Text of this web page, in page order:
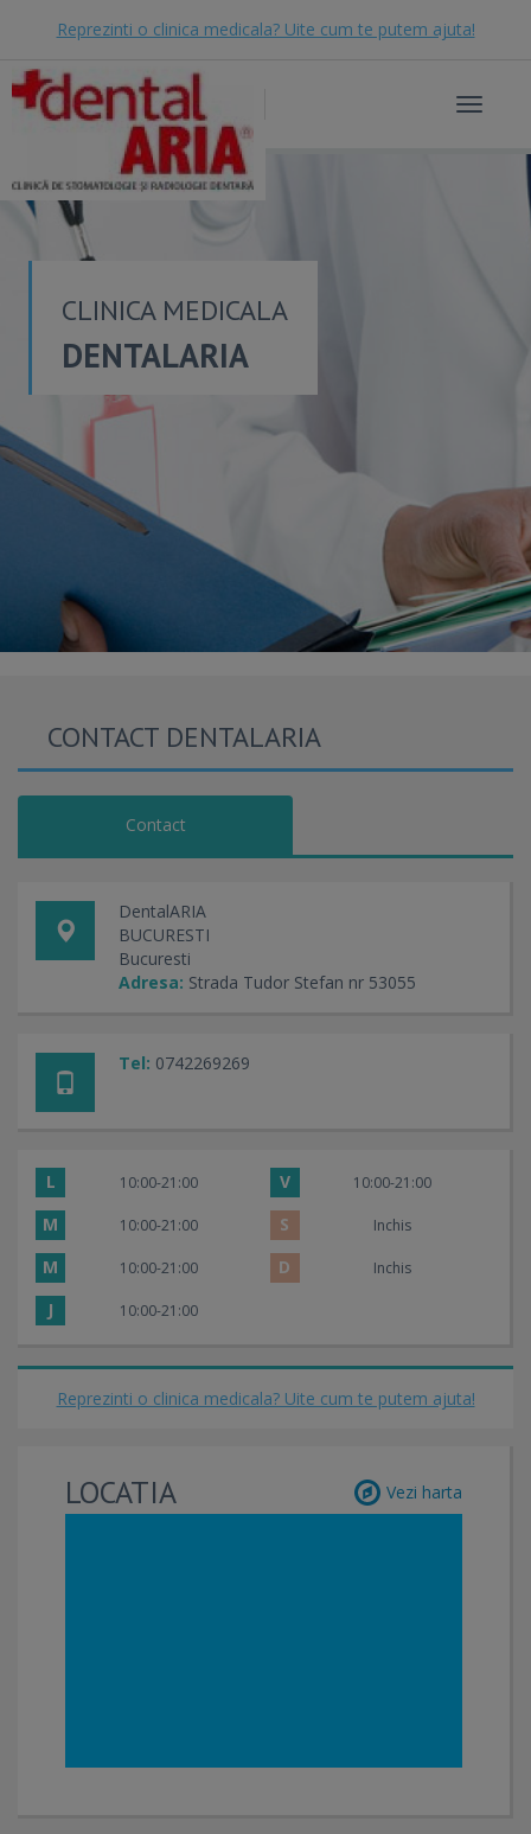
Reprezinti o clinica medicala? Uite cum te putem ajuta!
Toggle
CLINICA MEDICALA
DENTALARIA
CONTACT DENTALARIA
Contact
DentalARIA
BUCURESTI
Bucuresti
Adresa: Strada Tudor Stefan nr 53055
Tel: 0742269269
L 10:00-21:00 V 10:00-21:00
M 10:00-21:00 S Inchis
M 10:00-21:00 D Inchis
J 10:00-21:00
Reprezinti o clinica medicala? Uite cum te putem ajuta!
LOCATIA Vezi harta